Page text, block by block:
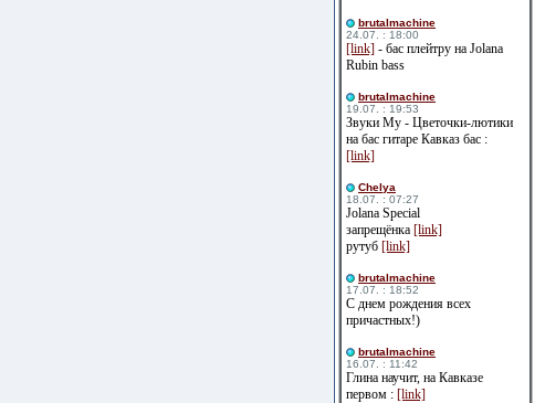
brutalmachine
24.07. : 18:00
[link] - бас плейтру на Jolana
Rubin bass
brutalmachine
19.07. : 19:53
Звуки Му - Цветочки-лютики
на бас гитаре Кавказ бас :
[link]
Сhelya
18.07. : 07:27
Jolana Special
запрещёнка [link]
рутуб [link]
brutalmachine
17.07. : 18:52
С днем рождения всех
причастных!)
brutalmachine
16.07. : 11:42
Глина научит, на Кавказе
первом : [link]